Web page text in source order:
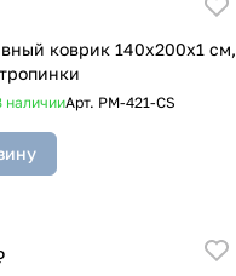
коврик 140x200x1 см,
наличииАрт. PM-421-CS